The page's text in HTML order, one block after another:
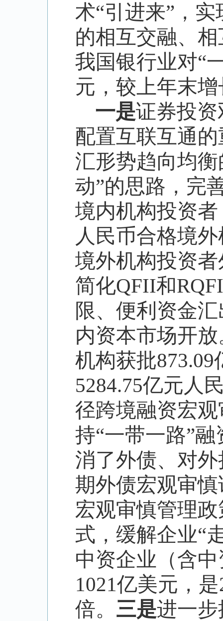
术“引进来” ，
的相互交融、
我国银行业对“
元，较上年末增
一是证券投
配置互联互通
汇形势趋向均
动”的思路，完
境内机构投资者
人民币合格境
境外机构投资
简化QFII和
限、便利资金
内资本市场开
机构获批873.09
5284.75亿元人
径跨境融资宏
持“一带一路”融
消了外债、对
期外债宏观审
宏观审慎管理
式，缓解企业“
中资企业（含
1021亿美元，是
倍。 三是进一